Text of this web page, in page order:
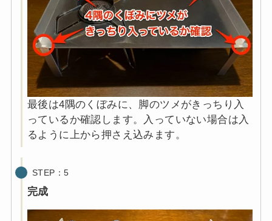
最後は4隅のくぼみに、脚のツメがきっちり入
っているか確認します。入っていない場合は入
るように上から押さえ込みます。
STEP：5
完成